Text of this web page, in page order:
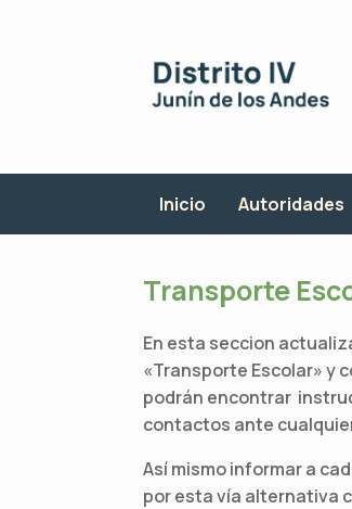
Inicio Autoridades
Transporte
En esta seccion
«Transporte Escolar» y
podrán encontrar
contactos ante
Así mismo informar a
por esta vía alternativa